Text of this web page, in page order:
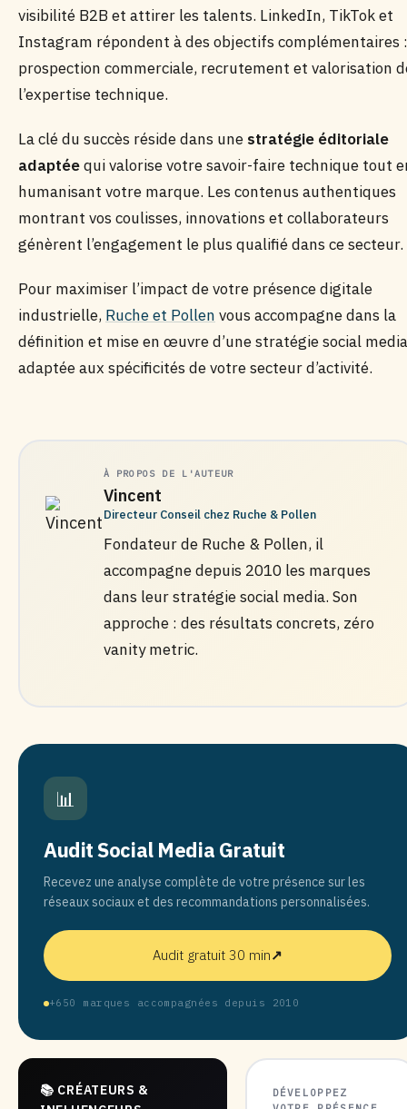
visibilité B2B et attirer les talents. LinkedIn, TikTok et
Instagram répondent à des objectifs complémentaires :
prospection commerciale, recrutement et valorisation
l’expertise technique.
La clé du succès réside dans une stratégie éditoriale
adaptéequi valorise votre savoir-faire technique tout
humanisant votre marque. Les contenus authentiques
montrant vos coulisses, innovations et collaborateurs
génèrent l’engagement le plus qualifié dans ce secteur.
Pour maximiser l’impact de votre présence digitale
industrielle, Ruche et Pollen vous accompagne dans la
définition et mise en œuvre d’une stratégie social media
adaptée aux spécificités de votre secteur d’activité.
À PROPOS DE L'AUTEUR
Vincent
Directeur Conseil chez Ruche & Pollen
Fondateur de Ruche & Pollen, il
accompagne depuis 2010 les marques
dans leur stratégie social media. Son
approche : des résultats concrets, zéro
vanity metric.
📊
Audit Social Media Gratuit
Recevez une analyse complète de votre présence sur les
réseaux sociaux et des recommandations personnalisées.
Audit gratuit 30 min↗
+650 marques accompagnées depuis 2010
📚 CRÉATEURS &
DÉVELOPPEZ